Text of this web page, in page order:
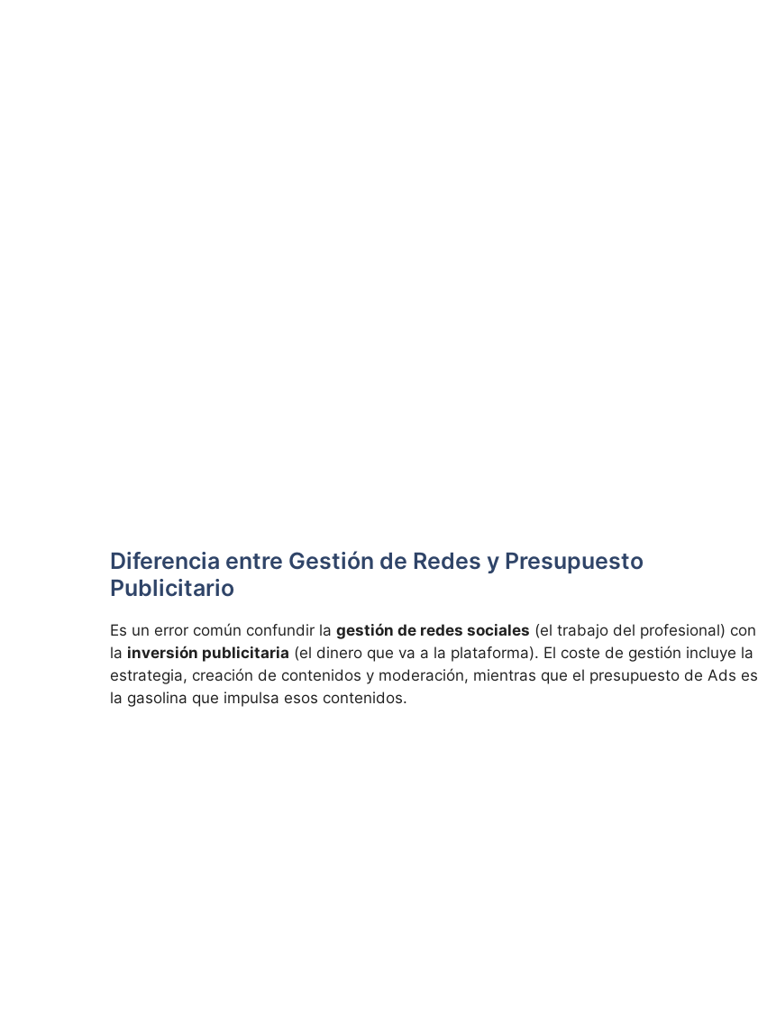
Diferencia entre Gestión de Redes y Presupuesto
Publicitario
Es un error común confundir la gestión de redes sociales (el trabajo del profesional) con
la inversión publicitaria (el dinero que va a la plataforma). El coste de gestión incluye la
estrategia, creación de contenidos y moderación, mientras que el presupuesto de Ads es
la gasolina que impulsa esos contenidos.